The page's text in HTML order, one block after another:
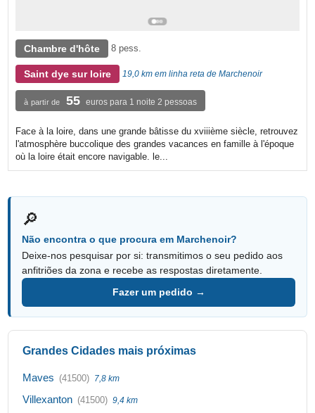
Chambre d'hôte 8 pess.
Saint dye sur loire 19,0 km em linha reta de Marchenoir
à partir de 55 euros para 1 noite 2 pessoas
Face à la loire, dans une grande bâtisse du xviiième siècle, retrouvez
l'atmosphère buccolique des grandes vacances en famille à l'époque
où la loire était encore navigable. le...
🔎
Não encontra o que procura em Marchenoir?
Deixe-nos pesquisar por si: transmitimos o seu pedido aos
anfitriões da zona e recebe as respostas diretamente.
Fazer um pedido →
Grandes Cidades mais próximas
Maves (41500) 7,8 km
Villexanton (41500) 9,4 km